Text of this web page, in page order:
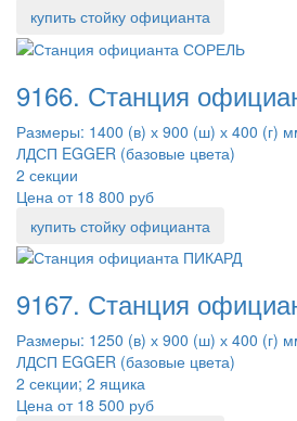
купить стойку официанта
9166. Станция
Размеры: 1400 (в) х 900 (ш) х 400 (г)
ЛДСП EGGER (базовые цвета)
2 секции
Цена от 18 800 руб
купить стойку официанта
9167. Станция
Размеры: 1250 (в) х 900 (ш) х 400 (г)
ЛДСП EGGER (базовые цвета)
2 секции; 2 ящика
Цена от 18 500 руб